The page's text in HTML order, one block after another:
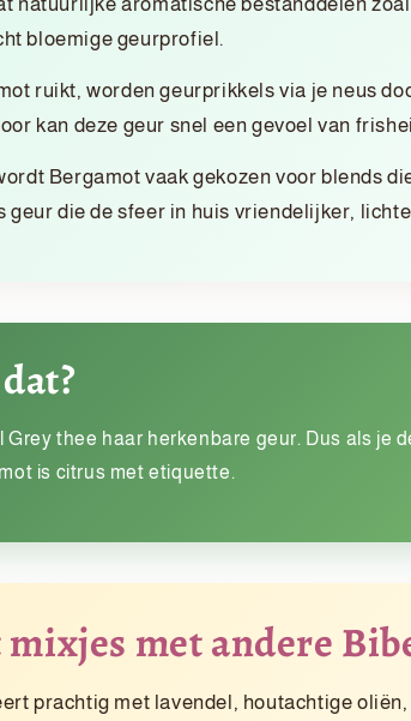
bloemige geurprofiel.
ruikt, worden geurprikkels via je neus
kan deze geur snel een gevoel van
Bergamot vaak gekozen voor blends
geur die de sfeer in huis vriendelijker,
Grey thee haar herkenbare geur. Dus als je
is citrus met etiquette.
met andere
prachtig met lavendel, houtachtige